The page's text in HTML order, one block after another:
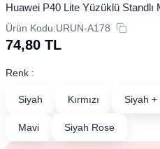
Huawei P40 Lite Yüzüklü Standlı
Ürün Kodu:URUN-A178
74,80 TL
Renk :
Siyah Kırmızı Siyah +
Mavi Siyah Rose